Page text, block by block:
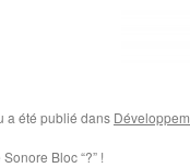
a été publié dans
Bloc “?” !